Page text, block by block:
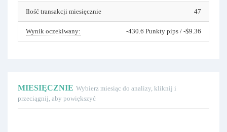
Ilość transakcji miesięcznie 47
Wynik oczekiwany: -430.6 Punkty pips / -$9.36
MIESIĘCZNIE Wybierz miesiąc do analizy, kliknij i
przeciągnij, aby powiększyć